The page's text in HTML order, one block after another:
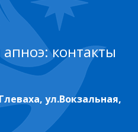
контакты
ул.Вокзальная,